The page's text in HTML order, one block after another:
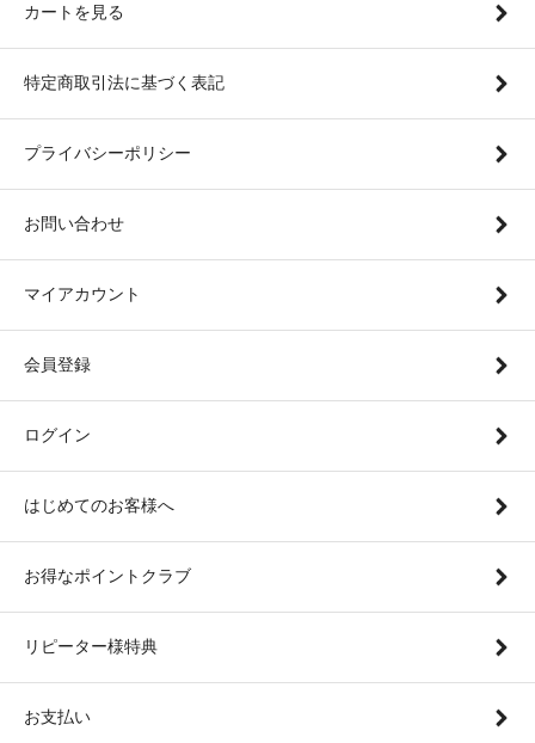
カートを見る
特定商取引法に基づく表記
プライバシーポリシー
お問い合わせ
マイアカウント
会員登録
ログイン
はじめてのお客様へ
お得なポイントクラブ
リピーター様特典
お支払い